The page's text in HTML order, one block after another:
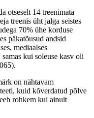
otseselt 14 treenimata
treenis üht jalga seistes
70% ühe korduse
päkatõusud andsid
mediaalses
samas kui soleuse kasv oli
on nähtavam
kuid kõverdatud põlve
rohkem kui ainult